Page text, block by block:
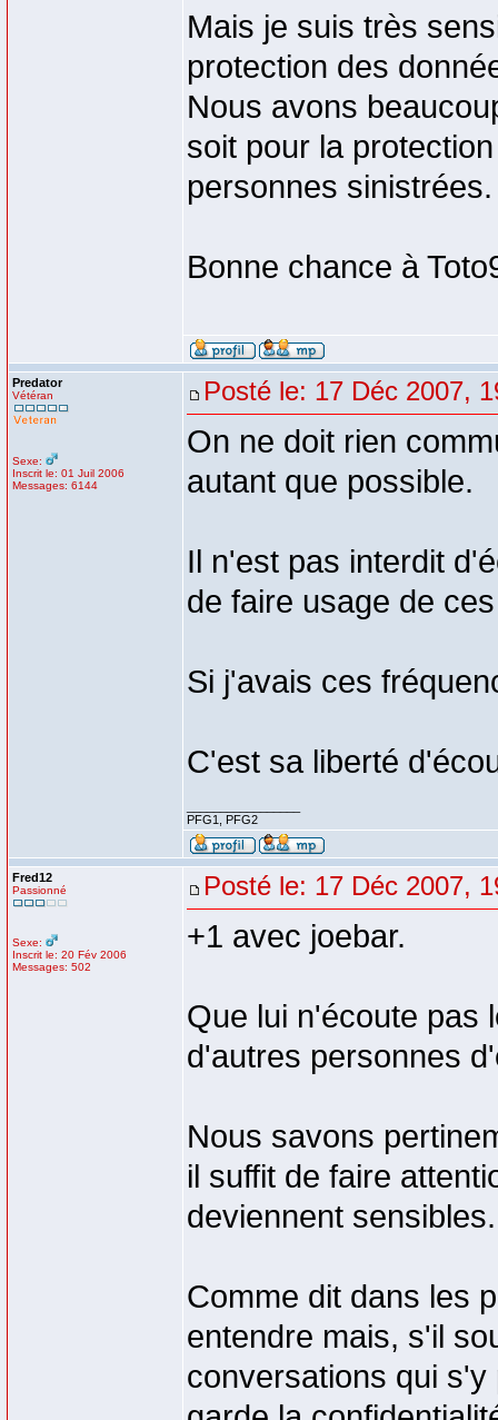
Mais je suis très
protection des
Nous avons
soit pour la
personnes sinistrées.
Bonne chance à
Predator
Vétéran
Sexe:
Inscrit le: 01 Juil 2006
Messages: 6144
Posté le: 17 Déc 2007,
On ne doit rien
autant que possible.
Il n'est pas interdit
de faire usage de
Si j'avais ces
C'est sa liberté
PFG1, PFG2
Fred12
Passionné
Sexe:
Inscrit le: 20 Fév 2006
Messages: 502
Posté le: 17 Déc 2007,
+1 avec joebar.
Que lui n'écoute pas
d'autres personnes
Nous savons
il suffit de faire
deviennent sensibles.
Comme dit dans les
entendre mais, s'il
conversations qui